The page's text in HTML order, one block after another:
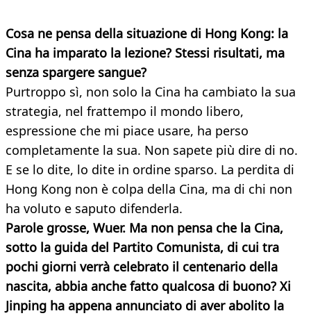
Cosa ne pensa della situazione di Hong Kong: la
Cina ha imparato la lezione? Stessi risultati, ma
senza spargere sangue?
Purtroppo sì, non solo la Cina ha cambiato la sua
strategia, nel frattempo il mondo libero,
espressione che mi piace usare, ha perso
completamente la sua. Non sapete più dire di no.
E se lo dite, lo dite in ordine sparso. La perdita di
Hong Kong non è colpa della Cina, ma di chi non
ha voluto e saputo difenderla.
Parole grosse, Wuer. Ma non pensa che la Cina,
sotto la guida del Partito Comunista, di cui tra
pochi giorni verrà celebrato il centenario della
nascita, abbia anche fatto qualcosa di buono? Xi
Jinping ha appena annunciato di aver abolito la